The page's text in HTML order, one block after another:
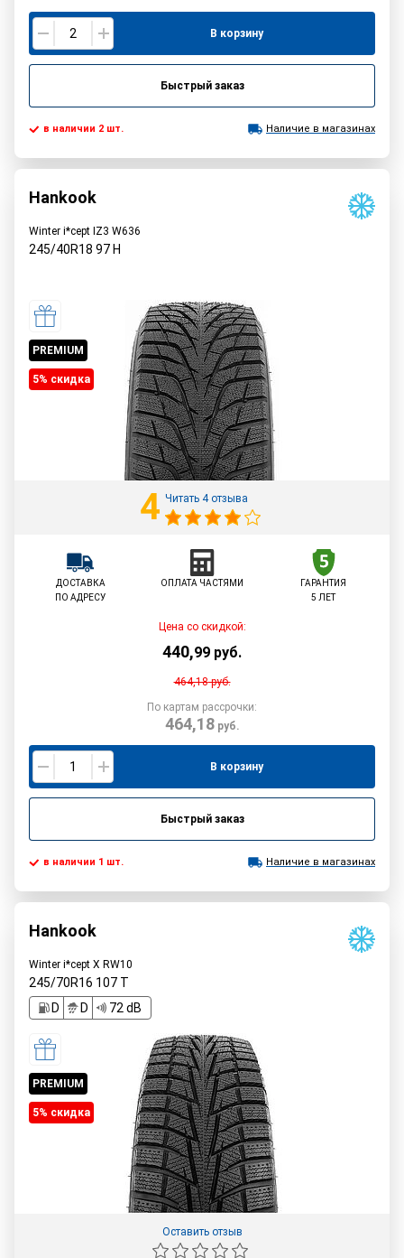
В корзину
Быстрый заказ
в наличии 2 шт. Наличие в магазинах
Hankook
Winter i*cept IZ3 W636
245/40R18 97 H
PREMIUM
5% cкидка
4 Читать 4 отзыва
ДОСТАВКА
ПО АДРЕСУ
ОПЛАТА ЧАСТЯМИ
ГАРАНТИЯ
5 ЛЕТ
Цена со скидкой:
440,99 руб.
464,18руб.
По картам рассрочки:
464,18руб.
В корзину
Быстрый заказ
в наличии 1 шт. Наличие в магазинах
Hankook
Winter i*cept X RW10
245/70R16 107 T
D
D 72 dB
PREMIUM
5% cкидка
Оставить отзыв